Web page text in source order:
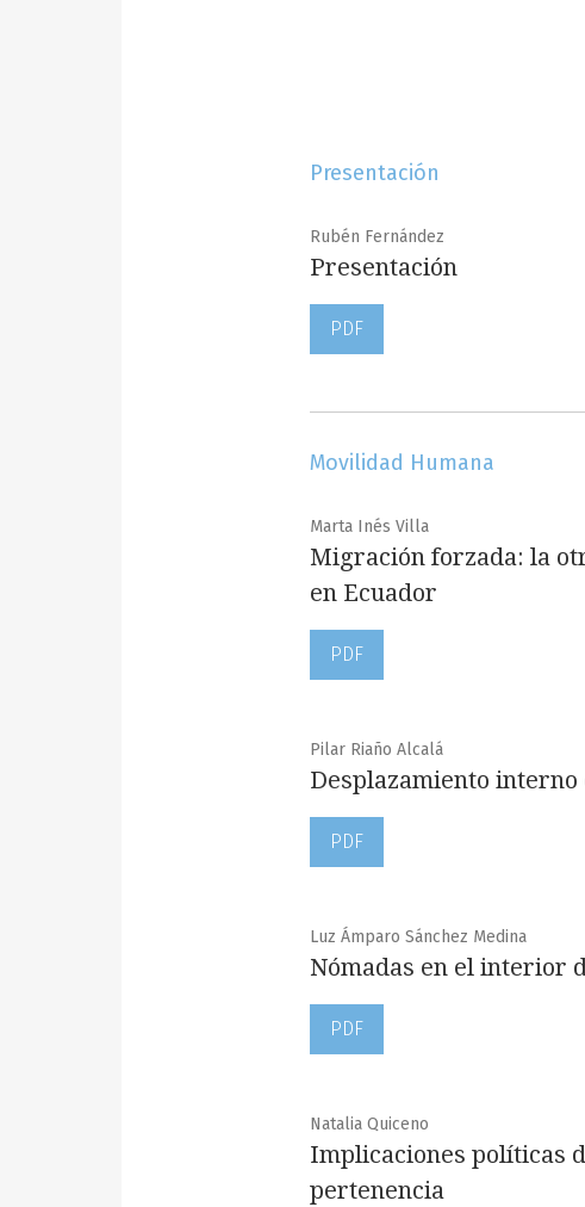
Presentación
Rubén Fernández
Presentación
PDF
Movilidad Humana
Marta Inés Villa
Migración forzada: la
en Ecuador
PDF
Pilar Riaño Alcalá
Desplazamiento
PDF
Luz Ámparo Sánchez Medina
Nómadas en el interior
PDF
Natalia Quiceno
Implicaciones políticas
pertenencia